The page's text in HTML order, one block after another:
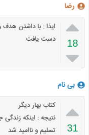
رضا

18

ایذا : با داشتن
دست یافت
بی نام

31
کتاب بهار دیگر
نتیجه : اینکه
تسلیم و ناامید شد